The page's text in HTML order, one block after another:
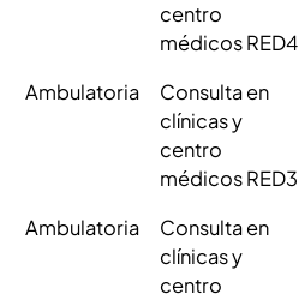
centro
médicos RED4
Ambulatoria
Consulta en
clínicas y
centro
médicos RED3
Ambulatoria
Consulta en
clínicas y
centro